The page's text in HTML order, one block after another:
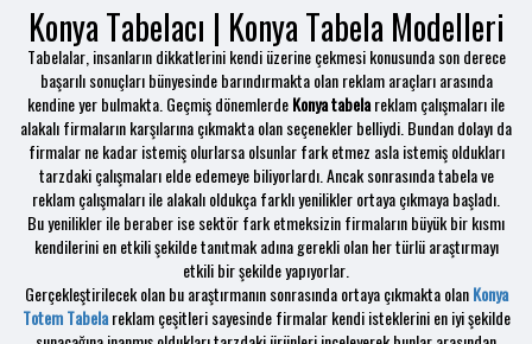
Konya Tabelacı | Konya Tabela Modelleri
Tabelalar, insanların dikkatlerini kendi üzerine çekmesi konusunda son derece
başarılı sonuçları bünyesinde barındırmakta olan reklam araçları arasında
kendine yer bulmakta. Geçmiş dönemlerdeKonya tabelareklam çalışmaları ile
alakalı firmaların karşılarına çıkmakta olan seçenekler belliydi. Bundan dolayı da
firmalar ne kadar istemiş olurlarsa olsunlar fark etmez asla istemiş oldukları
tarzdaki çalışmaları elde edemeye biliyorlardı. Ancak sonrasında tabela ve
reklam çalışmaları ile alakalı oldukça farklı yenilikler ortaya çıkmaya başladı.
Bu yenilikler ile beraber ise sektör fark etmeksizin firmaların büyük bir kısmı
kendilerini en etkili şekilde tanıtmak adına gerekli olan her türlü araştırmayı
etkili bir şekilde yapıyorlar.
Gerçekleştirilecek olan bu araştırmanın sonrasında ortaya çıkmakta olanKonya
Totem Tabelareklam çeşitleri sayesinde firmalar kendi isteklerini en iyi şekilde